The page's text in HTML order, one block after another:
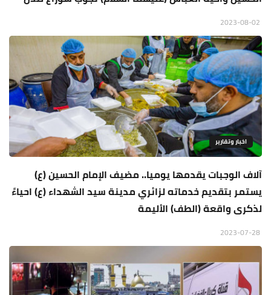
اخبار وتقارير
آلاف الوجبات يقدمها يوميا.. مضيف الإمام الحسين (ع)
يستمر بتقديم خدماته لزائري مدينة سيد الشهداء (ع) احياءً
لذكرى واقعة (الطف) الأليمة